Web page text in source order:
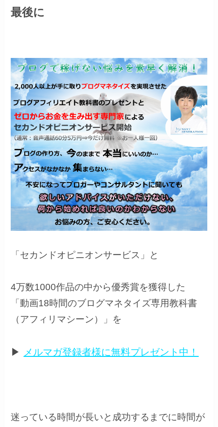
最後に
「セカンドオピニオンサービス 」と
4万数1000作品の中から優秀賞を獲得した
「動画18時間のブログマネタイズ専用教科書
（アフィリマシーン）
」を
▶ メルマガ登録者様に無料プレゼント中！
迷っている時間が長いと成功するまでに時間が